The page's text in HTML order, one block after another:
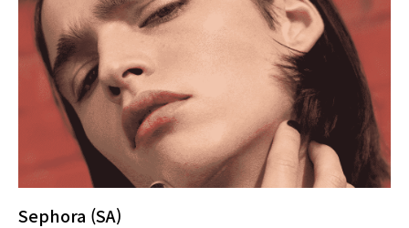
Sephora (SA)